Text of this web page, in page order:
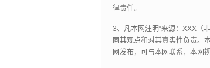
律责任。
3、凡本网注明“来源：XXX（
同其观点和对其真实性负责。
网发布，可与本网联系，本网